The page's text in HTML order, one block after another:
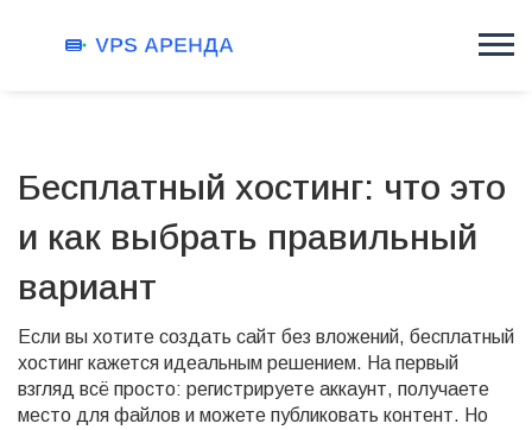
Бесплатный хостинг: что это
и как выбрать правильный
вариант
Если вы хотите создать сайт без вложений, бесплатный
хостинг кажется идеальным решением. На первый
взгляд всё просто: регистрируете аккаунт, получаете
место для файлов и можете публиковать контент. Но